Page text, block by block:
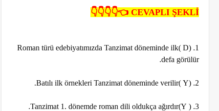
CEVAPLI ŞEKLİ 👈👇👇👇👇
1. (D )Roman türü edebiyatımızda Tanzimat döneminde ilk
defa görülür.
2. (Y )Batılı ilk örnekleri Tanzimat döneminde verilir.
3. ( Y)Tanzimat 1. dönemde roman dili oldukça ağırdır.